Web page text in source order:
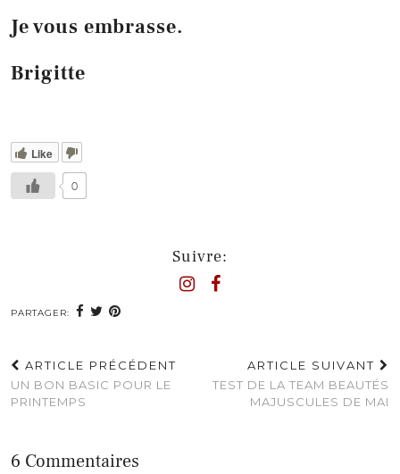
Je vous embrasse.
Brigitte
Like
0
Suivre:
PARTAGER:
ARTICLE PRÉCÉDENT
UN BON BASIC POUR LE
PRINTEMPS
ARTICLE SUIVANT
TEST DE LA TEAM BEAUTÉS
MAJUSCULES DE MAI
6 Commentaires